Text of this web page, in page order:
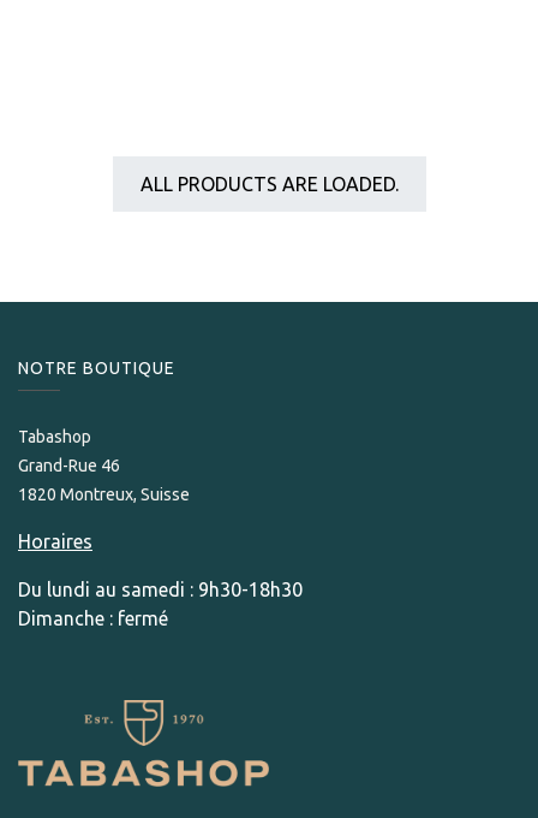
ALL PRODUCTS ARE LOADED.
NOTRE BOUTIQUE
Tabashop
Grand-Rue 46
1820 Montreux, Suisse
Horaires
Du lundi au samedi : 9h30-18h30
Dimanche : fermé